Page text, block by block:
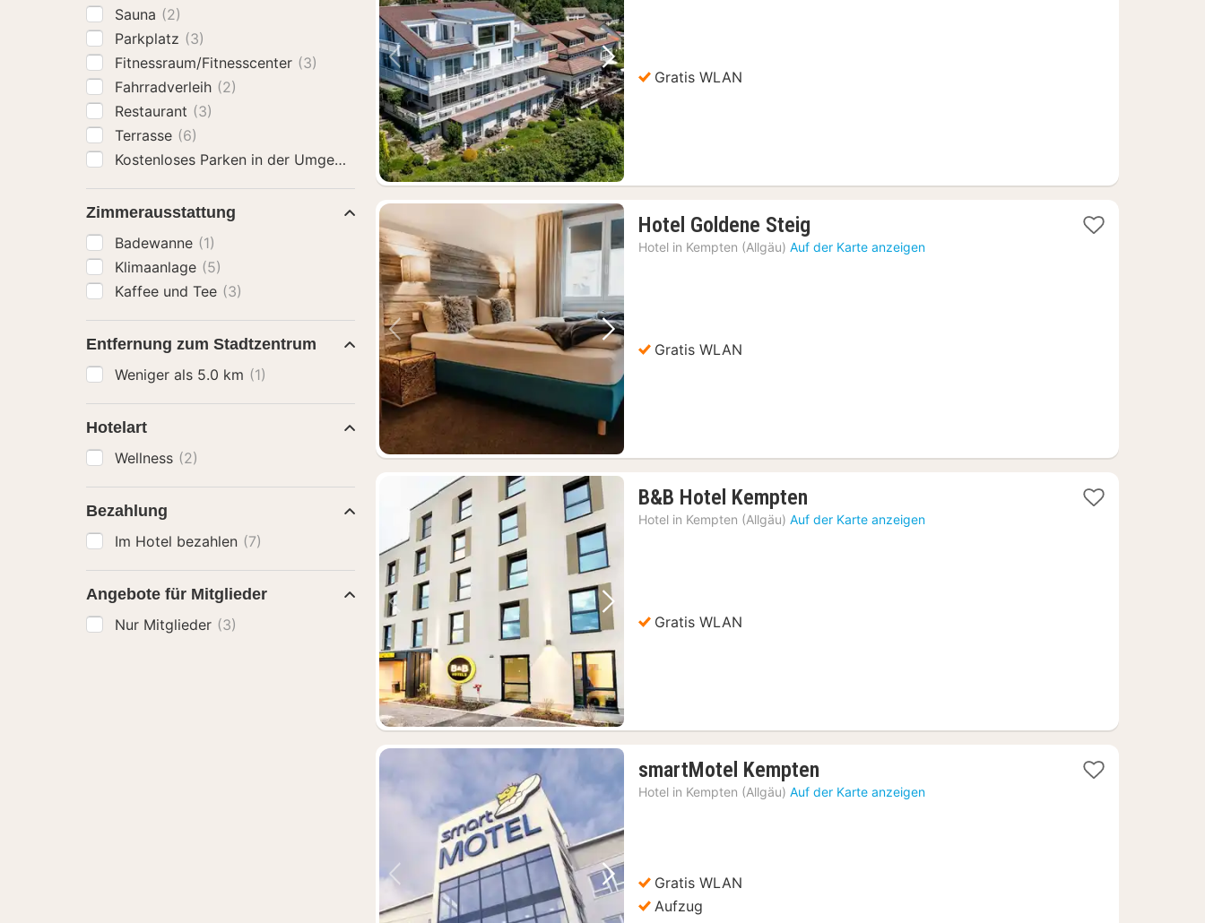
Vorheriges Bild Nächstes Bild
Gratis WLAN
Vorheriges Bild Nächstes Bild
Hotel Goldene Steig
Nacht
Hotel in Kempten (Allgäu) Auf der Karte anzeigen
Gratis WLAN
Vorheriges Bild Nächstes Bild
B&B Hotel Kempten
Nacht
Hotel in Kempten (Allgäu) Auf der Karte anzeigen
Gratis WLAN
Vorheriges Bild Nächstes Bild
smartMotel Kempten
Nacht
Hotel in Kempten (Allgäu) Auf der Karte anzeigen
Gratis WLAN
Aufzug
Sauna (2)
Parkplatz (3)
Fitnessraum/Fitnesscenter (3)
Fahrradverleih (2)
Restaurant (3)
Terrasse (6)
Kostenloses Parken in der Umgebung an Samstagen und Sonntagen(1)
Zimmerausstattung
Badewanne (1)
Klimaanlage (5)
Kaffee und Tee (3)
Entfernung zum Stadtzentrum
Weniger als 5.0 km (1)
Hotelart
Wellness (2)
Bezahlung
Im Hotel bezahlen (7)
Angebote für Mitglieder
Nur Mitglieder (3)